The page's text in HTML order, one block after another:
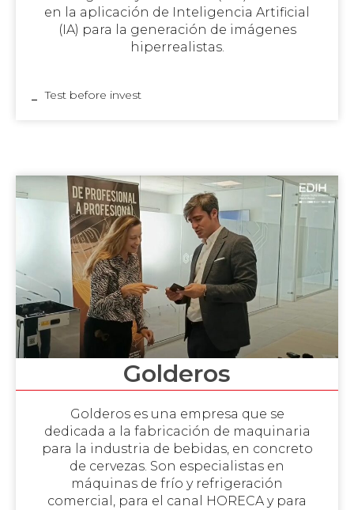
en la aplicación de Inteligencia Artificial
(IA) para la generación de imágenes
hiperrealistas.
Test before invest
Golderos
Golderos es una empresa que se
dedicada a la fabricación de maquinaria
para la industria de bebidas, en concreto
de cervezas. Son especialistas en
máquinas de frío y refrigeración
comercial, para el canal HORECA y para